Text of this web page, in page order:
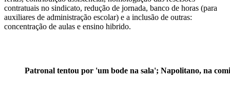
contratuais no sindicato, redução de jornada, banco de horas (para
auxiliares de administração escolar) e a inclusão de outras:
concentração de aulas e ensino hibrido.
Patronal tentou por 'um bode na sala'; Napolitano, na